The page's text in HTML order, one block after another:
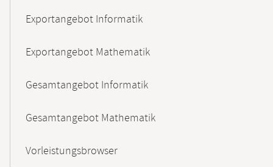
Exportangebot Informatik
Exportangebot Mathematik
Gesamtangebot Informatik
Gesamtangebot Mathematik
Vorleistungsbrowser